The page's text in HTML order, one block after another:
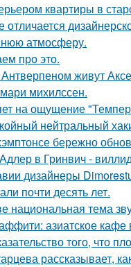
квартиры в
атмосферу.
про это.
живут
михилссен.
на ощущение
нейтральный
бережно
в Гринвич -
дизайнеры
почти десять лет.
национальная тема
азиатское
того, что
рассказывает,